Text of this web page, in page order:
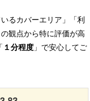
るカバーエリア」「利
観点から特に評価が高
１分程度 」で安心してご